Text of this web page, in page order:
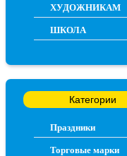
ХУДОЖНИКАМ
ШКОЛА
Категории
Праздники
Торговые марки